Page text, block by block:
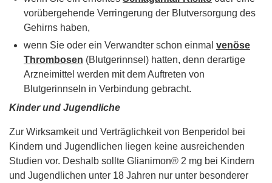
vorübergehende Verringerung der Blutversorgung des
Gehirns haben,
wenn Sie oder ein Verwandter schon einmal venöse
Thrombosen (Blutgerinnsel) hatten, denn derartige
Arzneimittel werden mit dem Auftreten von
Blutgerinnseln in Verbindung gebracht.
Kinder und Jugendliche
Zur Wirksamkeit und Verträglichkeit von Benperidol bei
Kindern und Jugendlichen liegen keine ausreichenden
Studien vor. Deshalb sollte Glianimon® 2 mg bei Kindern
und Jugendlichen unter 18 Jahren nur unter besonderer